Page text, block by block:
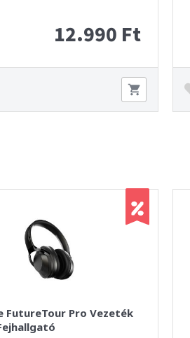
12.990 Ft
FutureTour Pro Vezeték